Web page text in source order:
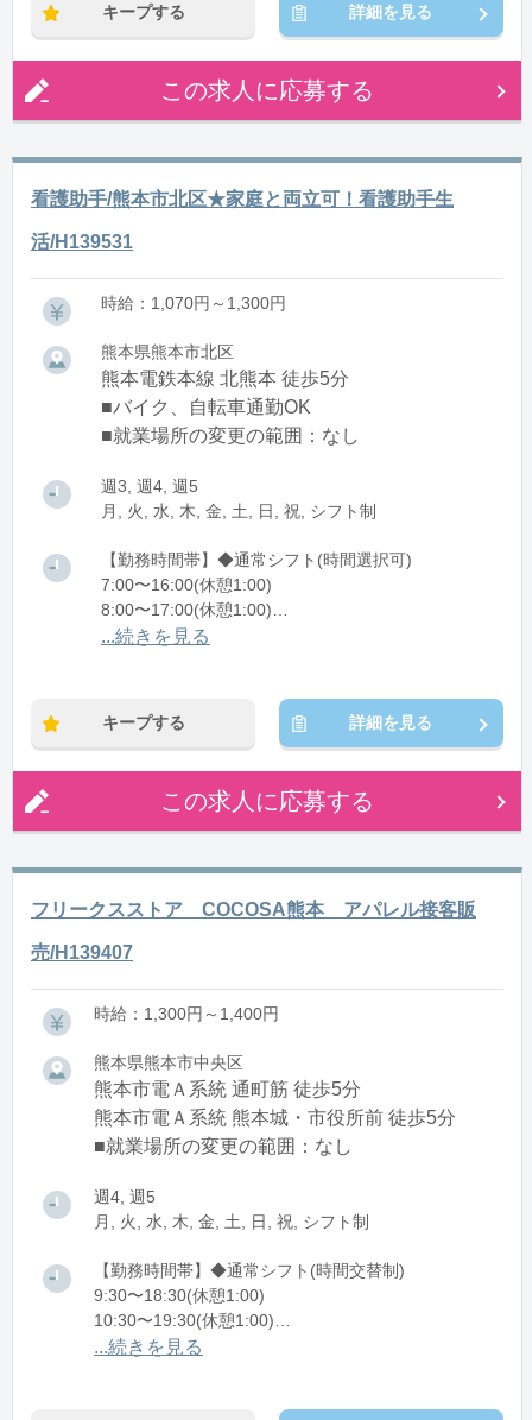
キープする 詳細を見る
この求人に応募する
看護助手/熊本市北区★家庭と両立可！看護助手生
活/H139531
時給：1,070円～1,300円
熊本県熊本市北区
熊本電鉄本線 北熊本 徒歩5分
■バイク、自転車通勤OK
■就業場所の変更の範囲：なし
週3, 週4, 週5
月, 火, 水, 木, 金, 土, 日, 祝, シフト制
【勤務時間帯】◆通常シフト(時間選択可)
7:00〜16:00(休憩1:00)
8:00〜17:00(休憩1:00)
12:00〜21:00(休憩1:00)
...続きを見る
キープする 詳細を見る
この求人に応募する
フリークスストア COCOSA熊本 アパレル接客販
売/H139407
時給：1,300円～1,400円
熊本県熊本市中央区
熊本市電Ａ系統 通町筋 徒歩5分
熊本市電Ａ系統 熊本城・市役所前 徒歩5分
■就業場所の変更の範囲：なし
週4, 週5
月, 火, 水, 木, 金, 土, 日, 祝, シフト制
【勤務時間帯】◆通常シフト(時間交替制)
9:30〜18:30(休憩1:00)
10:30〜19:30(休憩1:00)
11:30〜20:30(休憩1:00)
...続きを見る